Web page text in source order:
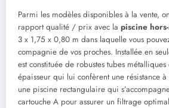
Parmi les modèles disponibles à la vente,
rapport qualité / prix avec la piscine
3 x 1,75 x 0,80 m dans laquelle vous
compagnie de vos proches. Installée en
est constituée de robustes tubes
épaisseur qui lui confèrent une résistance à
une piscine rectangulaire qui
cartouche A pour assurer un filtrage